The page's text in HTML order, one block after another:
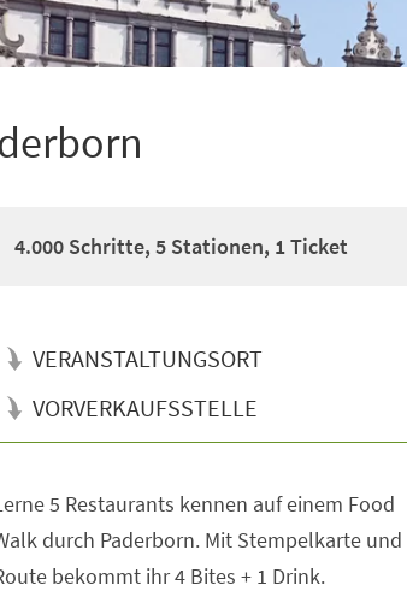
4.000 Schritte, 5 Stationen, 1 Ticket
VERANSTALTUNGSORT
VORVERKAUFSSTELLE
5 Restaurants kennen auf einem Food
durch Paderborn. Mit Stempelkarte und
bekommt ihr 4 Bites + 1 Drink.